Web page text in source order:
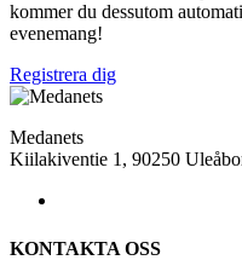
kommer du dessutom
evenemang!
Registrera dig
Medanets
Kiilakiventie 1, 90250
KONTAKTA OSS